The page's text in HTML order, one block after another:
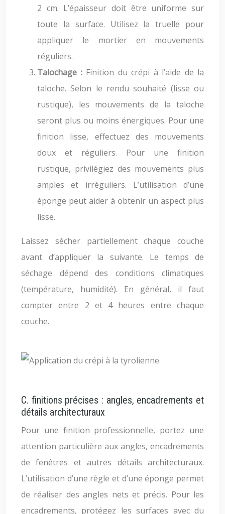
2 cm. L’épaisseur doit être uniforme sur
toute la surface. Utilisez la truelle pour
appliquer le mortier en mouvements
réguliers.
Talochage : Finition du crépi à l’aide de la
taloche. Selon le rendu souhaité (lisse ou
rustique), les mouvements de la taloche
seront plus ou moins énergiques. Pour une
finition lisse, effectuez des mouvements
doux et réguliers. Pour une finition
rustique, privilégiez des mouvements plus
amples et irréguliers. L’utilisation d’une
éponge peut aider à obtenir un aspect plus
lisse.
Laissez sécher partiellement chaque couche
avant d’appliquer la suivante. Le temps de
séchage dépend des conditions climatiques
(température, humidité). En général, il faut
compter entre 2 et 4 heures entre chaque
couche.
C. finitions précises : angles, encadrements et
détails architecturaux
Pour une finition professionnelle, portez une
attention particulière aux angles, encadrements
de fenêtres et autres détails architecturaux.
L’utilisation d’une règle et d’une éponge permet
de réaliser des angles nets et précis. Pour les
encadrements, protégez les surfaces avec du